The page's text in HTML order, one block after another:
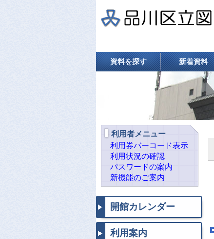
資料を探す 新着資料
利用者メニュー
利用券バーコード表示
利用状況の確認
パスワードの案内
新機能のご案内
開館カレンダー
利用案内